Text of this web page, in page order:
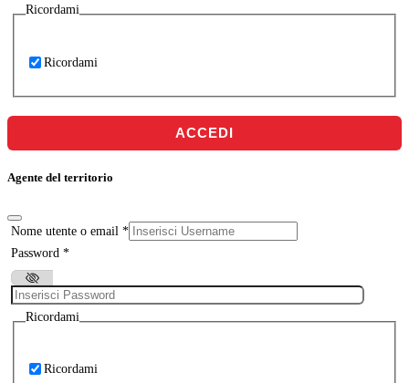
Ricordami
Ricordami
ACCEDI
Agente del territorio
Nome utente o email *
Password *
Ricordami
Ricordami